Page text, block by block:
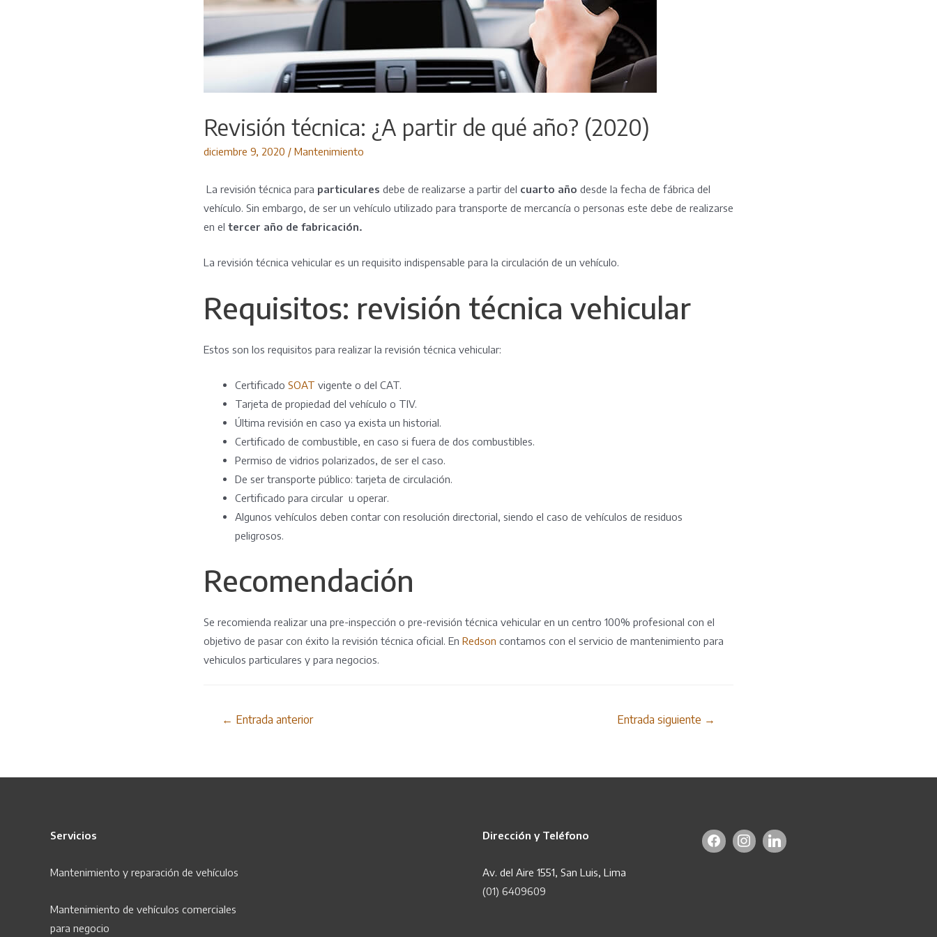
Revisión técnica: ¿A partir de qué año? (2020)
diciembre 9, 2020 / Mantenimiento
La revisión técnica para particulares debe de realizarse a partir del cuarto año desde la fecha de fábrica del
vehículo. Sin embargo, de ser un vehículo utilizado para transporte de mercancía o personas este debe de realizarse
en el tercer año de fabricación.
La revisión técnica vehicular es un requisito indispensable para la circulación de un vehículo.
Requisitos: revisión técnica vehicular
Estos son los requisitos para realizar la revisión técnica vehicular:
Certificado SOAT vigente o del CAT.
Tarjeta de propiedad del vehículo o TIV.
Última revisión en caso ya exista un historial.
Certificado de combustible, en caso si fuera de dos combustibles.
Permiso de vidrios polarizados, de ser el caso.
De ser transporte público: tarjeta de circulación.
Certificado para circular u operar.
Algunos vehículos deben contar con resolución directorial, siendo el caso de vehículos de residuos
peligrosos.
Recomendación
Se recomienda realizar una pre-inspección o pre-revisión técnica vehicular en un centro 100% profesional con el
objetivo de pasar con éxito la revisión técnica oficial. En Redson contamos con el servicio de mantenimiento para
vehiculos particulares y para negocios.
Navegación
← Entrada anterior Entrada siguiente →
Servicios
Mantenimiento y reparación de vehículos
Mantenimiento de vehículos comerciales
para negocio
Dirección y Teléfono
Av. del Aire 1551, San Luis, Lima
(01) 6409609